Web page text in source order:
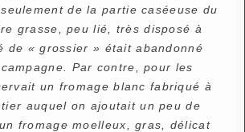
de la partie caséeuse du
grasse, peu lié, très disposé à
de « grossier » était abandonné
Par contre, pour les
un fromage blanc fabriqué à
auquel on ajoutait un peu de
fromage moelleux, gras, délicat